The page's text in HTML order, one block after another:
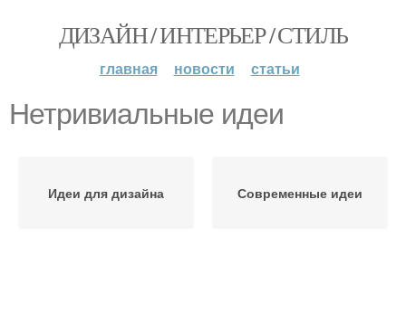
ДИЗАЙН / ИНТЕРЬЕР / СТИЛЬ
главная новости статьи
Нетривиальные идеи
Идеи для дизайна Современные идеи